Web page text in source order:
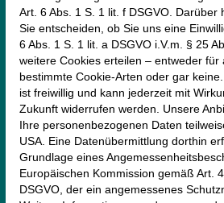
  
monte mare
Perfallstraße
83727
08026-
schliersee@monte-